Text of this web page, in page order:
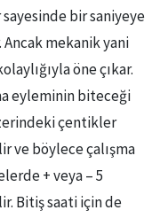
bir saniyeye
Ancak mekanik yani
öne çıkar.
eyleminin biteceği
çentikler
ve böylece çalışma
+ veya – 5
Bitiş saati için de